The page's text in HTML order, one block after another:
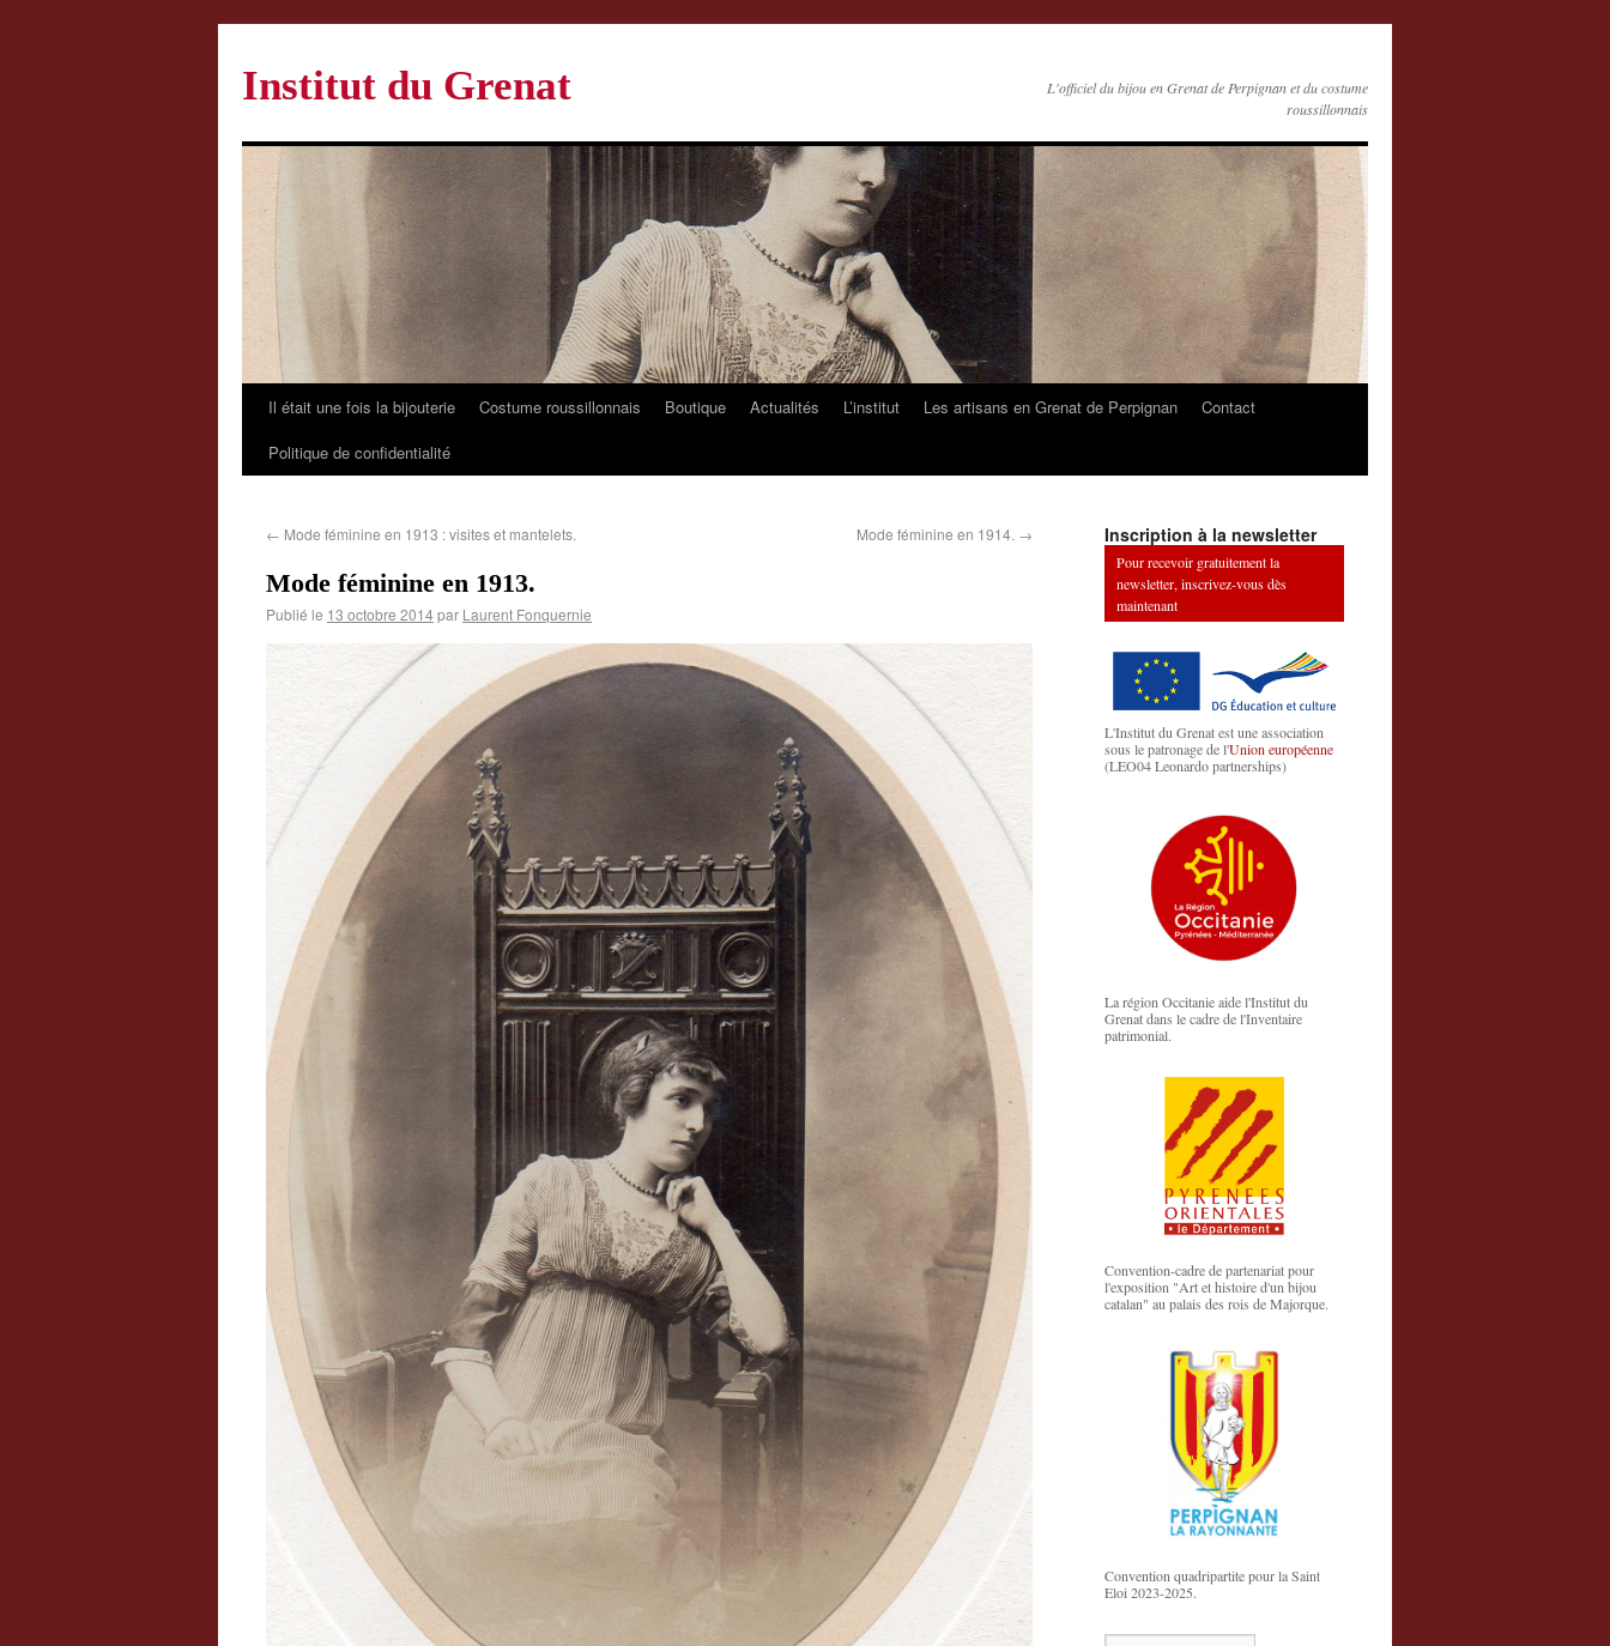
Institut du Grenat
L'officiel du bijou en Grenat de Perpignan et du costume
roussillonnais
Il était une fois la bijouterie Costume roussillonnais Boutique Actualités L’institut Les artisans en Grenat de Perpignan
Contact
Politique de confidentialité
← Mode féminine en 1913 : visites et mantelets. Mode féminine en 1914. →
Mode féminine en 1913.
Publié le 13 octobre 2014par Laurent Fonquernie
Inscription à la newsletter
Pour recevoir gratuitement la
newsletter, inscrivez-vous dès
maintenant
L'Institut du Grenat est une association
sous le patronage de l'Union européenne
(LEO04 Leonardo partnerships)
La région Occitanie aide l'Institut du
Grenat dans le cadre de l'Inventaire
patrimonial.
Convention-cadre de partenariat pour
l'exposition "Art et histoire d'un bijou
catalan" au palais des rois de Majorque.
Convention quadripartite pour la Saint
Eloi 2023-2025.